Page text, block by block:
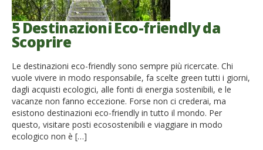
5 Destinazioni Eco-friendly da
Scoprire
Le destinazioni eco-friendly sono sempre più ricercate. Chi
vuole vivere in modo responsabile, fa scelte green tutti i giorni,
dagli acquisti ecologici, alle fonti di energia sostenibili, e le
vacanze non fanno eccezione. Forse non ci crederai, ma
esistono destinazioni eco-friendly in tutto il mondo. Per
questo, visitare posti ecosostenibili e viaggiare in modo
ecologico non è […]